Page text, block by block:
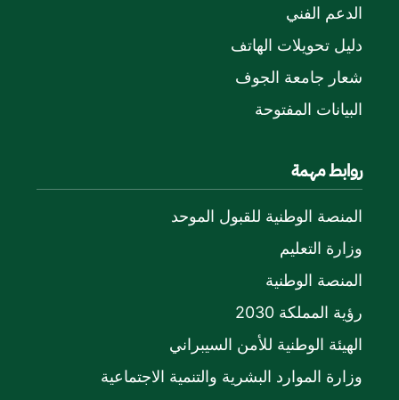
الدعم الفني
دليل تحويلات الهاتف
شعار جامعة الجوف
البيانات المفتوحة
روابط مهمة
المنصة الوطنية للقبول الموحد
وزارة التعليم
المنصة الوطنية
رؤية المملكة 2030
الهيئة الوطنية للأمن السيبراني
وزارة الموارد البشرية والتنمية الاجتماعية